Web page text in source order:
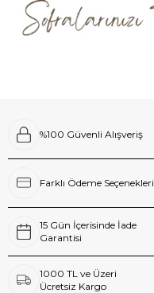
%100 Güvenli Alışveriş
Farklı Ödeme Seçenekleri
15 Gün İçerisinde İade
Garantisi
1000 TL ve Üzeri
Ücretsiz Kargo